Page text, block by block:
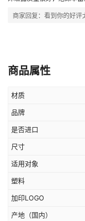
商家回复： 看到你的好评
商品属性
材质
品牌
是否进口
尺寸
适用对象
塑料
加印LOGO
产地（国内）